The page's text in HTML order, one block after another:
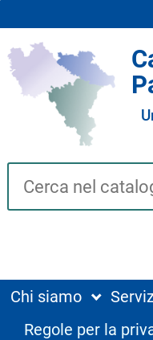
Cerca su "Catalogo"
Chi siamo
Regole per la